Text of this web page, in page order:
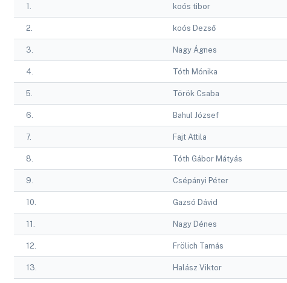
1. koós tibor
2. koós Dezső
3. Nagy Ágnes
4. Tóth Mónika
5. Török Csaba
6. Bahul József
7. Fajt Attila
8. Tóth Gábor Mátyás
9. Csépányi Péter
10. Gazsó Dávid
11. Nagy Dénes
12. Frölich Tamás
13. Halász Viktor